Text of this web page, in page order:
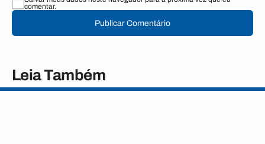
comentar.
Publicar Comentário
Leia Também